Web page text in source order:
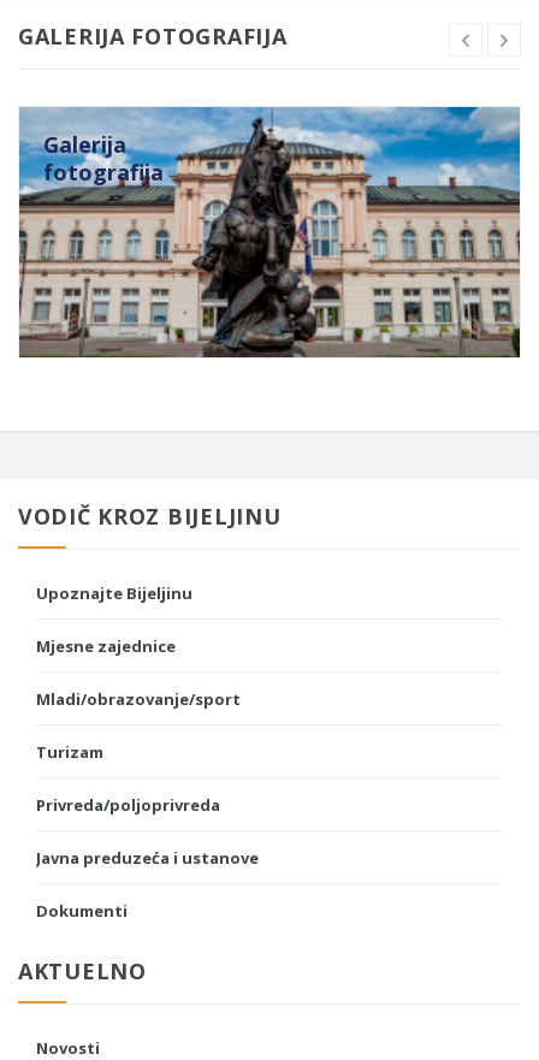
GALERIJA FOTOGRAFIJA
Galerija
fotografija
VODIČ KROZ BIJELJINU
Upoznajte Bijeljinu
Mjesne zajednice
Mladi/obrazovanje/sport
Turizam
Privreda/poljoprivreda
Javna preduzeća i ustanove
Dokumenti
AKTUELNO
Novosti